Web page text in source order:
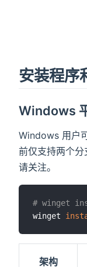
安装程序
Windows
Windows 用户
前仅支持两个
请关注。
# winget
winget
架构